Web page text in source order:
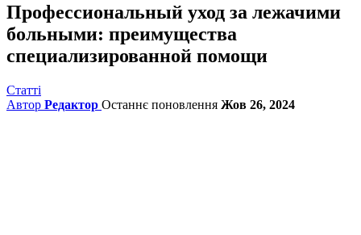
Профессиональный уход за лежачими
больными: преимущества
специализированной помощи
Статті
Автор Редактор Останнє поновлення Жов 26, 2024